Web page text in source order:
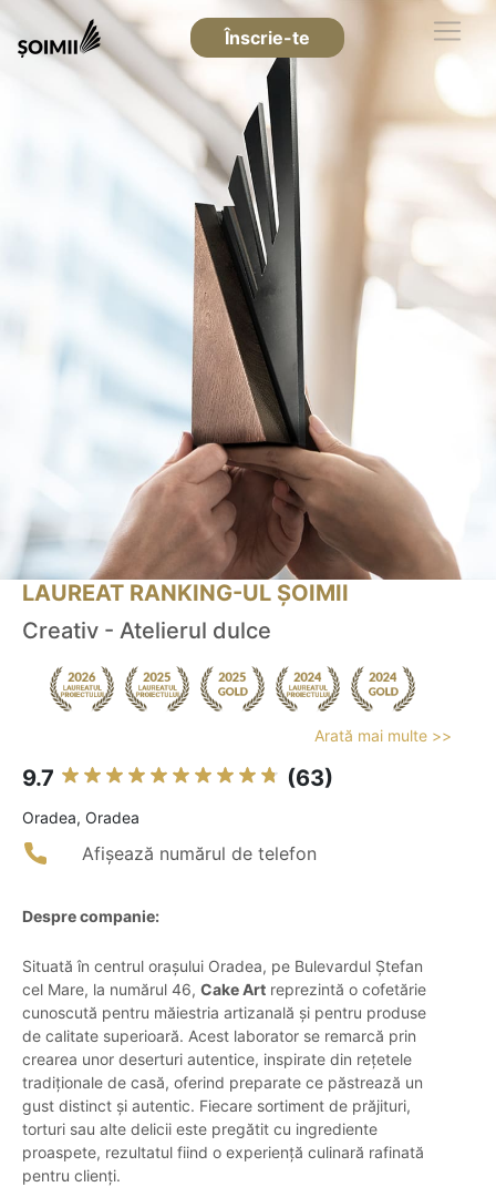
Înscrie-te
LAUREAT RANKING-UL ȘOIMII
Creativ - Atelierul dulce
Arată mai multe >>
9.7 (63)
Oradea, Oradea
Afișează numărul de telefon
Despre companie:
Situată în centrul orașului Oradea, pe Bulevardul Ștefan
cel Mare, la numărul 46, Cake Art reprezintă o cofetărie
cunoscută pentru măiestria artizanală și pentru produse
de calitate superioară. Acest laborator se remarcă prin
crearea unor deserturi autentice, inspirate din rețetele
tradiționale de casă, oferind preparate ce păstrează un
gust distinct și autentic. Fiecare sortiment de prăjituri,
torturi sau alte delicii este pregătit cu ingrediente
proaspete, rezultatul fiind o experiență culinară rafinată
pentru clienți.